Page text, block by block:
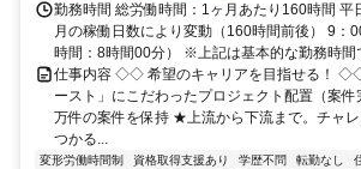
勤務時間 総労働時間：1ヶ月あたり160時間 平
月の稼働日数により変動（160時間前後） 9：
時間：8時間00分） ※上記は基本的な勤務時間
仕事内容 ◇◇ 希望のキャリアを目指せる！
ースト」にこだわったプロジェクト配置（案
万件の案件を保持 ★上流から下流まで。チャ
つかる...
変形労働時間制 資格取得支援あり 学歴不問 転勤なし